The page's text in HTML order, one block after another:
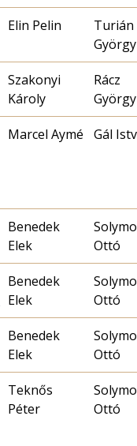
Elin Pelin
Turián
György
Szakonyi
Károly
Rácz
György
Marcel Aymé Gál
Benedek
Elek
Ottó
Benedek
Elek
Ottó
Benedek
Elek
Ottó
Teknős
Péter
Ottó